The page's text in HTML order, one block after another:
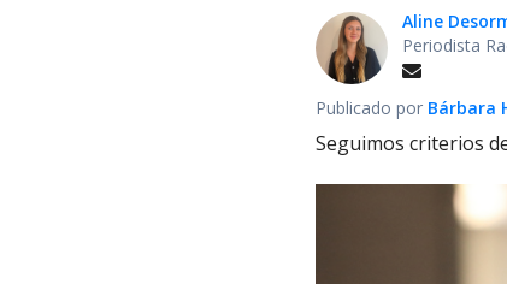
Aline
Periodista
Publicado por Bárbara
Seguimos criterios